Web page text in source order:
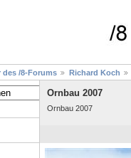
des /8-Forums Richard Koch
Ornbau 2007
Ornbau 2007